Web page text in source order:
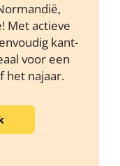
Met actieve
kant-
voor een
het najaar.